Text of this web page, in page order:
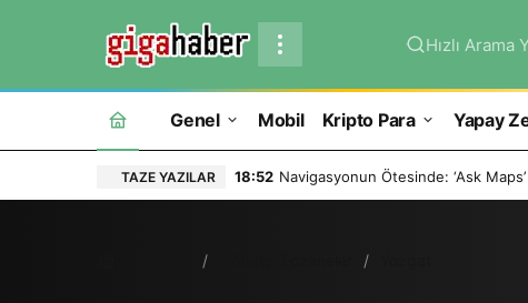
Hızlı Arama
Genel Mobil Kripto Para Yapay
TAZE YAZILAR 18:52 Navigasyonun Ötesinde: ‘Ask